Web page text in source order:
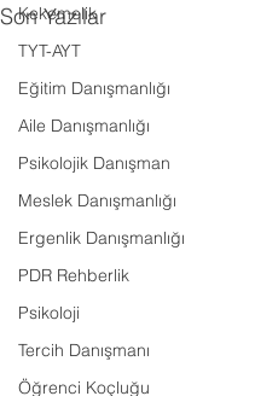
Kekemelik
TYT-AYT
Eğitim Danışmanlığı
Aile Danışmanlığı
Psikolojik Danışman
Meslek Danışmanlığı
Ergenlik Danışmanlığı
PDR Rehberlik
Psikoloji
Tercih Danışmanı
Öğrenci Koçluğu
Son Yazılar